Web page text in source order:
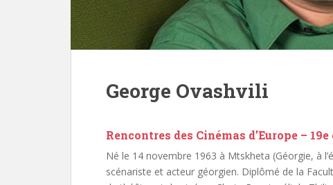
George Ovashvili
Rencontres des Cinémas d’Europe –
Né le 14 novembre 1963 à Mtskheta (Géorgie, à
scénariste et acteur géorgien. Diplômé de la